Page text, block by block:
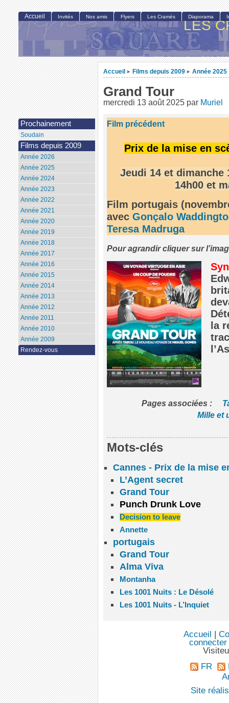
LES
Accueil > Films depuis 2009 > Année 2025
Grand Tour
mercredi 13 août 2025 par Muriel
Film précédent
Prix de la mise en
Jeudi 14 et dimanche
14h00 et
Film portugais
avec Gonçalo
Teresa Madruga
Pour agrandir cliquer sur
la
Pages associées :
Mille et
Mots-clés
Cannes - Prix de la mise
L’Agent secret
Grand Tour
Punch Drunk Love
Decision to leave
Annette
portugais
Grand Tour
Alma Viva
Montanha
Les 1001 Nuits : Le Désolé
Les 1001 Nuits - L’Inquiet
Accueil Invités Nos amis Flyers Les Cramés Diaporama
Prochainement
Soudain
Films depuis 2009
Année 2026
Année 2025
Année 2024
Année 2023
Année 2022
Année 2021
Année 2020
Année 2019
Année 2018
Année 2017
Année 2016
Année 2015
Année 2014
Année 2013
Année 2012
Année 2011
Année 2010
Année 2009
Rendez-vous
Accueil |
connecter
FR
Site